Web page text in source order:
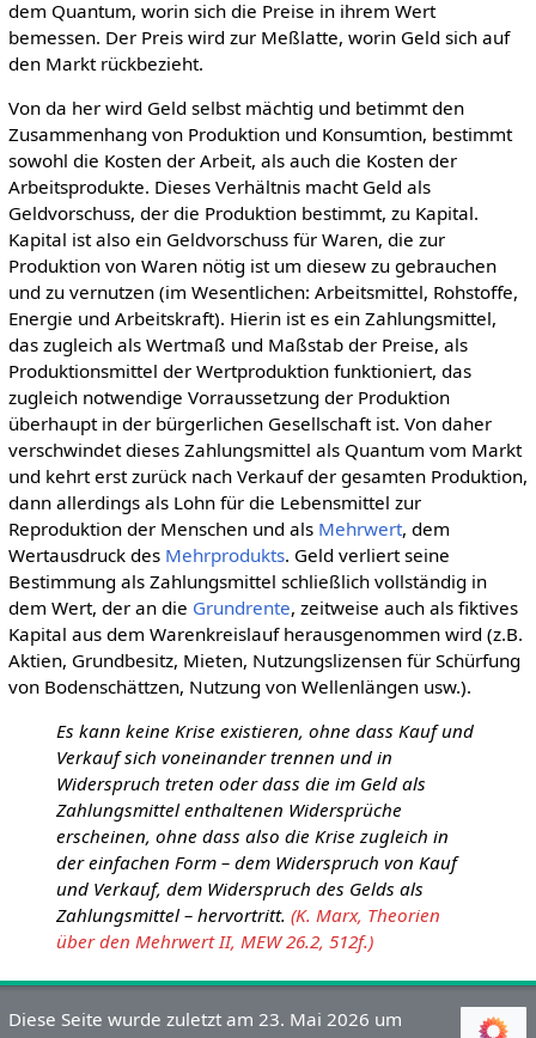
dem Quantum, worin sich die Preise in ihrem Wert
bemessen. Der Preis wird zur Meßlatte, worin Geld sich auf
den Markt rückbezieht.
Von da her wird Geld selbst mächtig und betimmt den
Zusammenhang von Produktion und Konsumtion, bestimmt
sowohl die Kosten der Arbeit, als auch die Kosten der
Arbeitsprodukte. Dieses Verhältnis macht Geld als
Geldvorschuss, der die Produktion bestimmt, zu Kapital.
Kapital ist also ein Geldvorschuss für Waren, die zur
Produktion von Waren nötig ist um diesew zu gebrauchen
und zu vernutzen (im Wesentlichen: Arbeitsmittel, Rohstoffe,
Energie und Arbeitskraft). Hierin ist es ein Zahlungsmittel,
das zugleich als Wertmaß und Maßstab der Preise, als
Produktionsmittel der Wertproduktion funktioniert, das
zugleich notwendige Vorraussetzung der Produktion
überhaupt in der bürgerlichen Gesellschaft ist. Von daher
verschwindet dieses Zahlungsmittel als Quantum vom Markt
und kehrt erst zurück nach Verkauf der gesamten Produktion,
dann allerdings als Lohn für die Lebensmittel zur
Reproduktion der Menschen und als Mehrwert, dem
Wertausdruck des Mehrprodukts. Geld verliert seine
Bestimmung als Zahlungsmittel schließlich vollständig in
dem Wert, der an die Grundrente, zeitweise auch als fiktives
Kapital aus dem Warenkreislauf herausgenommen wird (z.B.
Aktien, Grundbesitz, Mieten, Nutzungslizensen für Schürfung
von Bodenschättzen, Nutzung von Wellenlängen usw.).
Es kann keine Krise existieren, ohne dass Kauf und
Verkauf sich voneinander trennen und in
Widerspruch treten oder dass die im Geld als
Zahlungsmittel enthaltenen Widersprüche
erscheinen, ohne dass also die Krise zugleich in
der einfachen Form – dem Widerspruch von Kauf
und Verkauf, dem Widerspruch des Gelds als
Zahlungsmittel – hervortritt. (K. Marx, Theorien
über den Mehrwert II, MEW 26.2, 512f.)
Diese Seite wurde zuletzt am 23. Mai 2026 um